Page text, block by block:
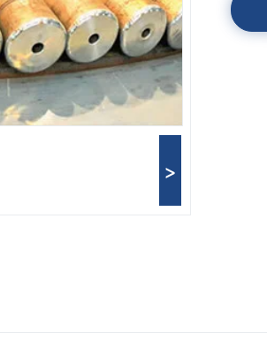
>